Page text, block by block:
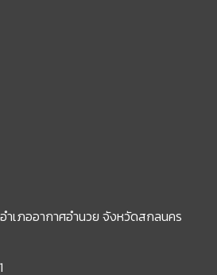
ำเภออากาศอำนวย จังหวัดสกลนคร